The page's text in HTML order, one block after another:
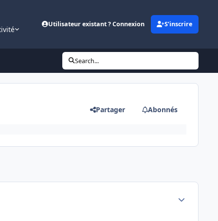
Utilisateur existant ? Connexion S’inscrire
Search...
Partager Abonnés